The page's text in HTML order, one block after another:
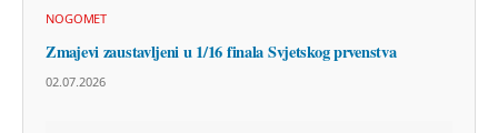
NOGOMET
Zmajevi zaustavljeni u 1/16 finala Svjetskog prvenstva
02.07.2026